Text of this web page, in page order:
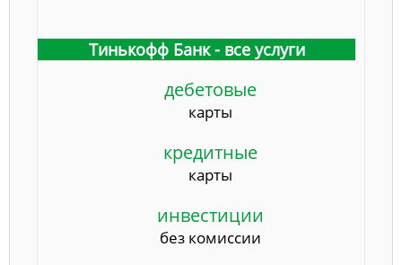
Тинькофф Банк - все услуги
дебетовые
карты
кредитные
карты
инвестиции
без комиссии